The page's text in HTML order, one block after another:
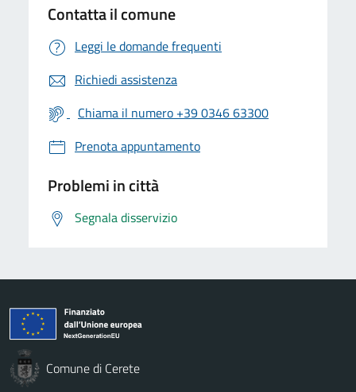
Contatta il comune
Leggi le domande frequenti
Richiedi assistenza
Chiama il numero +39 0346 63300
Prenota appuntamento
Problemi in città
Segnala disservizio
Comune di Cerete